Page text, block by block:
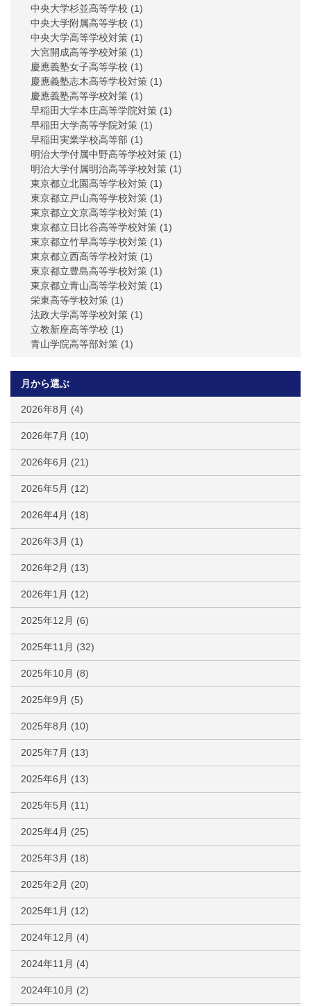
中央大学杉並高等学校 (1)
中央大学附属高等学校 (1)
中央大学高等学校対策 (1)
大宮開成高等学校対策 (1)
慶應義塾女子高等学校 (1)
慶應義塾志木高等学校対策 (1)
慶應義塾高等学校対策 (1)
早稲田大学本庄高等学院対策 (1)
早稲田大学高等学院対策 (1)
早稲田実業学校高等部 (1)
明治大学付属中野高等学校対策 (1)
明治大学付属明治高等学校対策 (1)
東京都立北園高等学校対策 (1)
東京都立戸山高等学校対策 (1)
東京都立文京高等学校対策 (1)
東京都立日比谷高等学校対策 (1)
東京都立竹早高等学校対策 (1)
東京都立西高等学校対策 (1)
東京都立豊島高等学校対策 (1)
東京都立青山高等学校対策 (1)
栄東高等学校対策 (1)
法政大学高等学校対策 (1)
立教新座高等学校 (1)
青山学院高等部対策 (1)
月から選ぶ
2026年8月 (4)
2026年7月 (10)
2026年6月 (21)
2026年5月 (12)
2026年4月 (18)
2026年3月 (1)
2026年2月 (13)
2026年1月 (12)
2025年12月 (6)
2025年11月 (32)
2025年10月 (8)
2025年9月 (5)
2025年8月 (10)
2025年7月 (13)
2025年6月 (13)
2025年5月 (11)
2025年4月 (25)
2025年3月 (18)
2025年2月 (20)
2025年1月 (12)
2024年12月 (4)
2024年11月 (4)
2024年10月 (2)